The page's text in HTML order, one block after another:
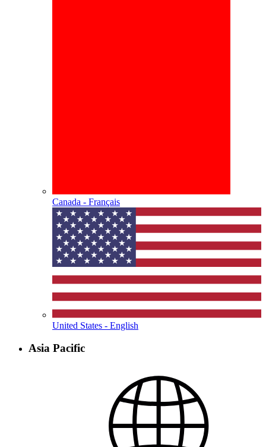
Canada - Français
United States - English
Asia Pacific